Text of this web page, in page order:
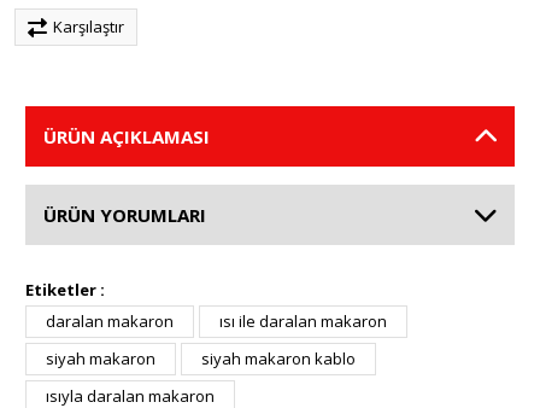
Karşılaştır
ÜRÜN AÇIKLAMASI
ÜRÜN YORUMLARI
Etiketler :
daralan makaron
ısı ile daralan makaron
siyah makaron
siyah makaron kablo
ısıyla daralan makaron